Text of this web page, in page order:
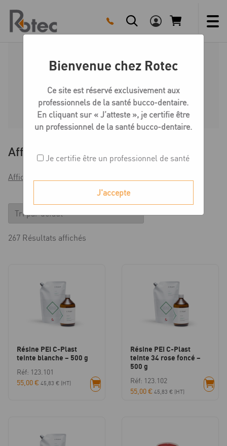
content
Préparation du modèle
Accueil Boutique Préparation du modèle
Affiner
Afficher les filtres
267 Résultats affichés
Résine PEI C-Plast
teinte blanche – 500 g
Réf: 123.101
55,00€ 45,83 € (HT)
Résine PEI C-Plast
teinte 34 rose foncé –
500 g
Réf: 123.102
55,00€ 45,83 € (HT)
Bienvenue chez Rotec
Ce site est réservé exclusivement aux
professionnels de la santé bucco-dentaire.
En cliquant sur « J’atteste », je certifie être
un professionnel de la santé bucco-dentaire.
Je certifie être un professionnel de santé
J'accepte